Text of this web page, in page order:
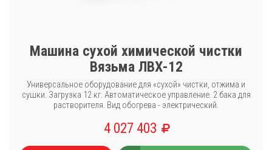
Машина сухой химической чистки
Вязьма ЛВХ-12
Универсальное оборудование для «сухой» чистки, отжима и
сушки. Загрузка 12 кг. Автоматическое управление. 2 бака для
растворителя. Вид обогрева - электрический.
4 027 403